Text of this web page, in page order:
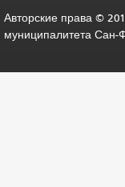
Авторские права ©
муниципалитета